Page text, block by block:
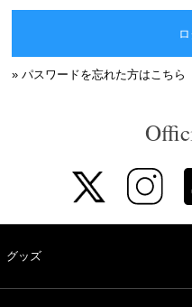
» パスワードを忘れた方はこちら
グッズ